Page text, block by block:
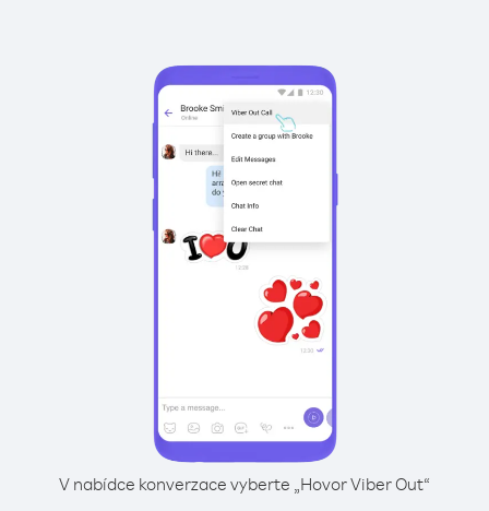
V nabídce konverzace vyberte „Hovor Viber Out“